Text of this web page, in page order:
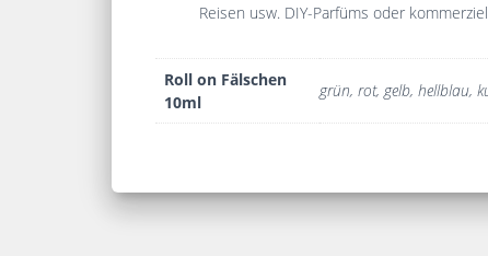
Reisen usw. DIY-Parfüms oder
Roll on Fälschen
10ml
grün, rot, gelb, hellblau,